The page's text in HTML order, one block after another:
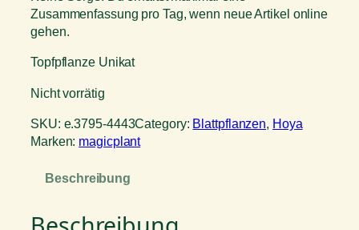
Zusammenfassung pro Tag, wenn neue Artikel online
gehen.
Topfpflanze Unikat
Nicht vorrätig
SKU: e.3795-4443Category: Blattpflanzen, Hoya
Marken: magicplant
Beschreibung